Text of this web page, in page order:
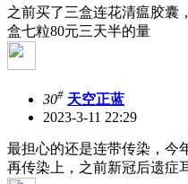
之前买了三盒连花清瘟胶囊
盒七粒80元三天半的量
30# 天空正蓝
2023-3-11 22:29
最担心的还是连带传染，今
再传染上，之前新冠后遗症